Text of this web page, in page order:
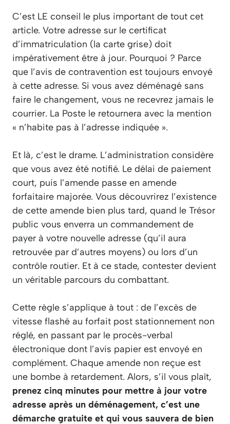
C’est LE conseil le plus important de tout cet
article. Votre adresse sur le certificat
d’immatriculation (la carte grise) doit
impérativement être à jour. Pourquoi ? Parce
que l’avis de contravention est toujours envoyé
à cette adresse. Si vous avez déménagé sans
faire le changement, vous ne recevrez jamais le
courrier. La Poste le retournera avec la mention
« n’habite pas à l’adresse indiquée ».
Et là, c’est le drame. L’administration considère
que vous avez été notifié. Le délai de paiement
court, puis l’amende passe en amende
forfaitaire majorée. Vous découvrirez l’existence
de cette amende bien plus tard, quand le Trésor
public vous enverra un commandement de
payer à votre nouvelle adresse (qu’il aura
retrouvée par d’autres moyens) ou lors d’un
contrôle routier. Et à ce stade, contester devient
un véritable parcours du combattant.
Cette règle s’applique à tout : de l’excès de
vitesse flashé au forfait post stationnement non
réglé, en passant par le procès-verbal
électronique dont l’avis papier est envoyé en
complément. Chaque amende non reçue est
une bombe à retardement. Alors, s’il vous plaît,
prenez cinq minutes pour mettre à jour votre
adresse après un déménagement, c’est une
démarche gratuite et qui vous sauvera de bien